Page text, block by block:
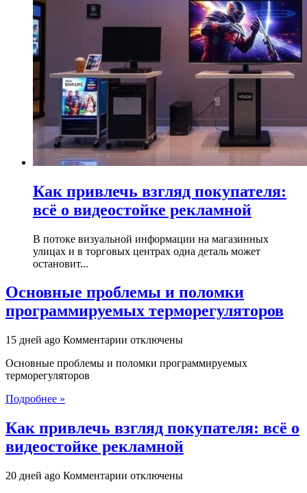
Как привлечь взгляд покупателя:
всё о видеостойке рекламной
В потоке визуальной информации на магазинных
улицах и в торговых центрах одна деталь может
остановит...
Основные проблемы и поломки
программируемых терморегуляторов
15 дней ago Комментарии к
Основные
терморегуляторов
отключены
Основные проблемы и поломки программируемых
терморегуляторов
Подробнее »
Как привлечь взгляд покупателя: всё о
видеостойке рекламной
20 дней ago Комментарии котключены